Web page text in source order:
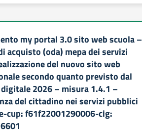
my portal 3.0 sito web scuola –
acquisto (oda) mepa dei servizi
del nuovo sito web
secondo quanto previsto dal
2026 – misura 1.4.1 –
del cittadino nei servizi pubblici
cup: f61f22001290006-cig: